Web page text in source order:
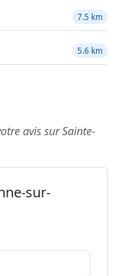
7.5 km
5.6 km
avis sur Sainte-
sur-